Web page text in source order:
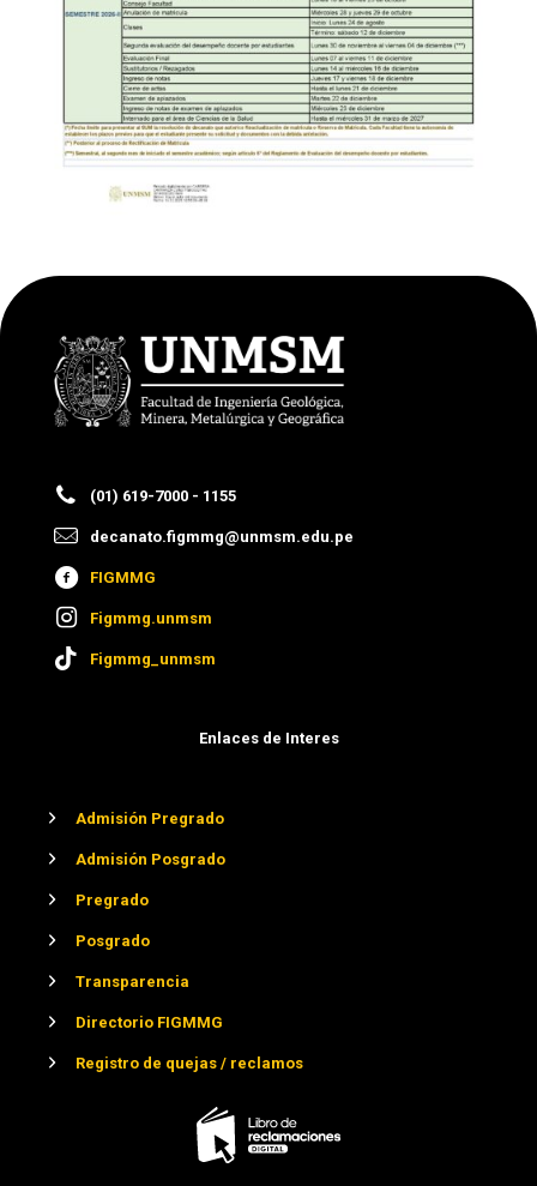
(01) 619-7000 - 1155
decanato.figmmg@unmsm.edu.pe
FIGMMG
Figmmg.unmsm
Figmmg_unmsm
Enlaces de Interes
Admisión Pregrado
Admisión Posgrado
Pregrado
Posgrado
Transparencia
Directorio FIGMMG
Registro de quejas / reclamos